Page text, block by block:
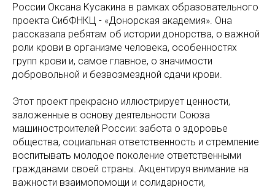
России Оксана Кусакина в рамках образовательного
проекта СибФНКЦ - «Донорская академия». Она
рассказала ребятам об истории донорства, о важной
роли крови в организме человека, особенностях
групп крови и, самое главное, о значимости
добровольной и безвозмездной сдачи крови.
Этот проект прекрасно иллюстрирует ценности,
заложенные в основу деятельности Союза
машиностроителей России: забота о здоровье
общества, социальная ответственность и стремление
воспитывать молодое поколение ответственными
гражданами своей страны. Акцентируя внимание на
важности взаимопомощи и солидарности,